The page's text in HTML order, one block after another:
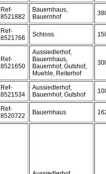
Ref-
8521882
Bauernhaus,
Bauernhof
Ref-
8521766
Schloss
Ref-
8521650
Aussiedlerhof,
Bauernhaus,
Bauernhof, Gutshof,
Muehle, Reiterhof
Ref-
8521534
Aussiedlerhof,
Bauernhof, Gutshof
Ref-
8520722
Bauernhaus